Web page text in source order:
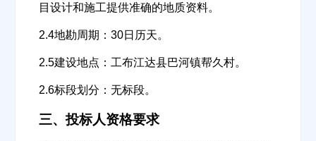
目设计和施工提供准确的地质资料。
2.4地勘周期：30日历天。
2.5建设地点：工布江达县巴河镇帮久村。
2.6标段划分：无标段。
三、投标人资格要求